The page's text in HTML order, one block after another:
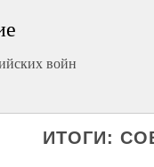
войн
ИТОГИ: